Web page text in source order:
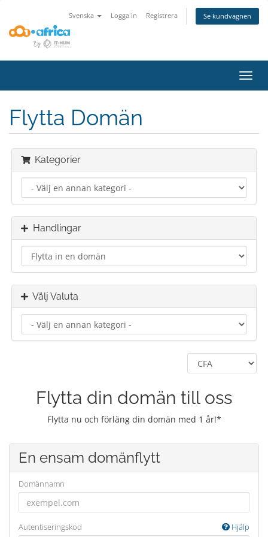
Svenska Logga in Registrera Se kundvagnen
Växla
Flytta Domän
Kategorier
Handlingar
Välj Valuta
Flytta din domän till oss
Flytta nu och förläng din domän med 1 år!*
En ensam domänflytt
Domännamn
Autentiseringskod Hjälp